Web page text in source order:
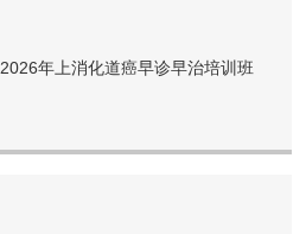
年上消化道癌早诊早治培训班